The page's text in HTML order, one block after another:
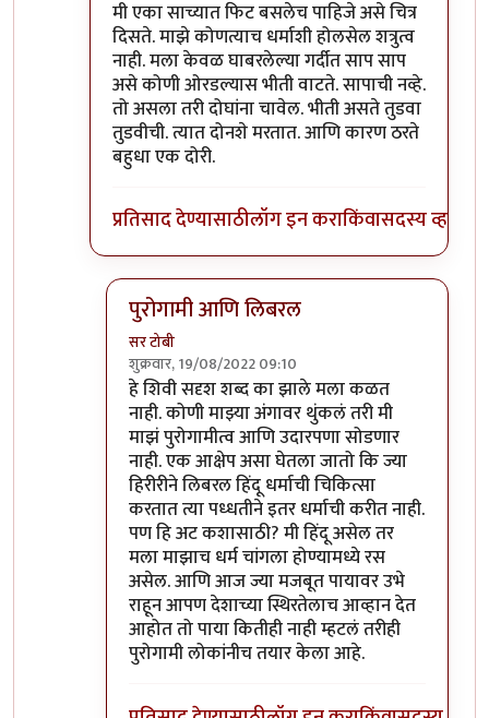
मी एका साच्यात फिट बसलेच पाहिजे असे चित्र
दिसते. माझे कोणत्याच धर्माशी होलसेल शत्रुत्व
नाही. मला केवळ घाबरलेल्या गर्दीत साप साप
असे कोणी ओरडल्यास भीती वाटते. सापाची नव्हे.
तो असला तरी दोघांना चावेल. भीती असते तुडवा
तुडवीची. त्यात दोनशे मरतात. आणि कारण ठरते
बहुधा एक दोरी.
प्रतिसाद देण्यासाठीलॉग इन कराकिंवासदस्य व्हा
पुरोगामी आणि लिबरल
सर टोबी
शुक्रवार, 19/08/2022 09:10
In reply toविरोधात वैयक्तिक पण नाही
हे शिवी सदृश शब्द का झाले मला कळत
नाही. कोणी माझ्या अंगावर थुंकलं तरी मी
माझं पुरोगामीत्व आणि उदारपणा सोडणार
नाही. एक आक्षेप असा घेतला जातो कि ज्या
हिरीरीने लिबरल हिंदू धर्माची चिकित्सा
करतात त्या पध्धतीने इतर धर्माची करीत नाही.
पण हि अट कशासाठी? मी हिंदू असेल तर
मला माझाच धर्म चांगला होण्यामध्ये रस
असेल. आणि आज ज्या मजबूत पायावर उभे
राहून आपण देशाच्या स्थिरतेलाच आव्हान देत
आहोत तो पाया कितीही नाही म्हटलं तरीही
पुरोगामी लोकांनीच तयार केला आहे.